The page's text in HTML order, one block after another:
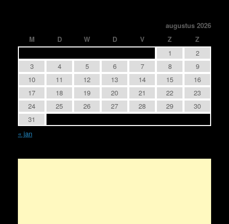
augustus 2026
M
D W D V Z
Z
1
2
3
4 5 6 7 8
9
10
11 12 13 14 15
16
17
18 19 20 21 22
23
24
25 26 27 28 29
30
31
« jan